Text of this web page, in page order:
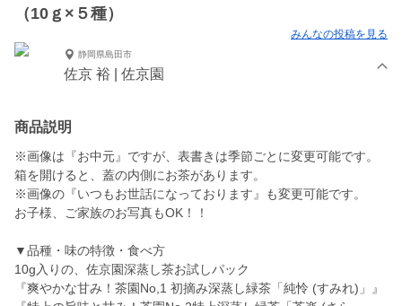
（10ｇ×５種）
みんなの投稿を見る
静岡県島田市
佐京 裕 | 佐京園
商品説明
※画像は『お中元』ですが、表書きは季節ごとに変更可能です。
箱を開けると、蓋の内側にお茶があります。
※画像の『いつもお世話になっております』も変更可能です。
お子様、ご家族のお写真もOK！！
▼品種・味の特徴・食べ方
10g入りの、佐京園深蒸し茶お試しパック
『爽やかな甘み！茶園No,1 初摘み深蒸し緑茶「純怜 (すみれ)」』